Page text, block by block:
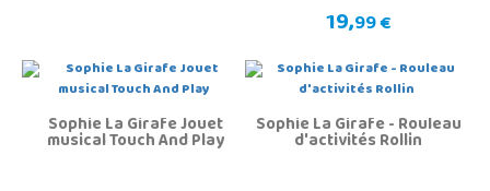
19,99 €
Sophie La Girafe Jouet
musical Touch And Play Sophie La Girafe - Rouleau
d'activités Rollin